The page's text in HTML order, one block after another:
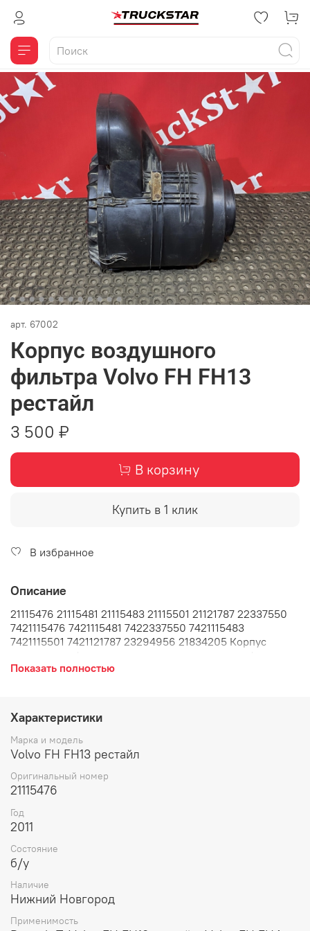
арт. 67002
Корпус воздушного
фильтра Volvo FH FH13
рестайл
3 500 ₽
В корзину
Купить в 1 клик
В избранное
Описание
21115476 21115481 21115483 21115501 21121787 22337550
7421115476 7421115481 7422337550 7421115483
7421115501 7421121787 23294956 21834205 Корпус
снят с машины 2011 года. Дефект: трещина на корпусе,
за кабиной, с крышкой.
Показать полностью
Характеристики
Марка и модель
Volvo FH FH13 рестайл
Оригинальный номер
21115476
Год
2011
Состояние
б/у
Наличие
Нижний Новгород
Применимость